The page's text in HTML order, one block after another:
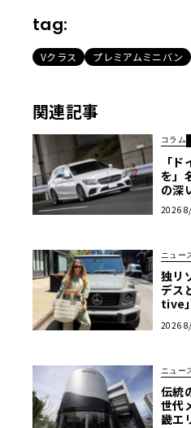
tag:
Vクラス プレミアムミニバン
関連記事
コラム
「
を」
の深
心と
な走
2026
ニュー
独リ
デス
tive
2026
ニュー
伝統
世代
畿エ